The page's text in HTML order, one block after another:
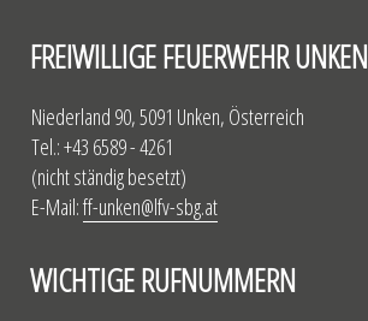
FREIWILLIGE FEUERWEHR UNKEN
Niederland 90, 5091 Unken, Österreich
Tel.: +43 6589 - 4261
(nicht ständig besetzt)
E-Mail:ff-unken@lfv-sbg.at
WICHTIGE RUFNUMMERN